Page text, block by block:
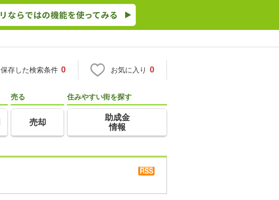
保存した検索条件 0 お気に入り 0
売る
売却
住みやすい街を探す
助成金
情報